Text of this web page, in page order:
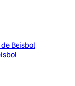
Beisbol